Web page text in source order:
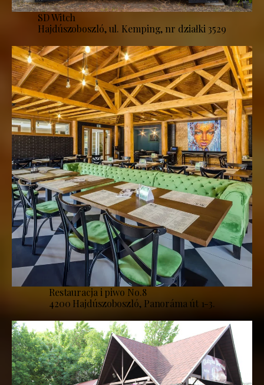
SD Witch
Hajdúszoboszló, ul. Kemping, nr działki 3529
Restauracja i piwo No.8
4200 Hajdúszoboszló, Panoráma út 1-3.